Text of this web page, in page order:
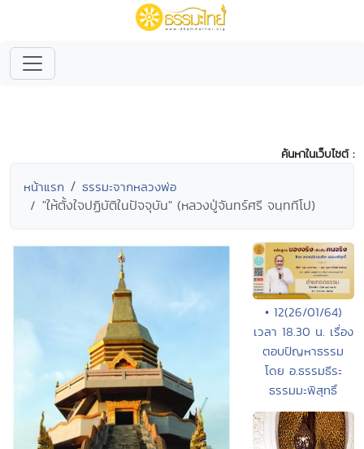
ค้นหาในเว็บไซต์ :
หน้าแรก ธรรมะจากหลวงพ่อ
"ให้ตั้งใจปฏิบัติในปัจจุบัน" (หลวงปู่จันทร์ศรี จนฺททีโป)
• 12(26/01/64)
เวลา 18.30 น. เรื่อง
ตอบปัญหาธรรม
โดย อ.ธรรมธีระ
ธรรมมะพิสุทธิ์